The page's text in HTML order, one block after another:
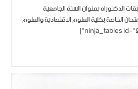
الدكتوراه بعنوان السنة الجامعية
الامتحان الخاصة بكلية العلوم الاقتصادية والعلوم